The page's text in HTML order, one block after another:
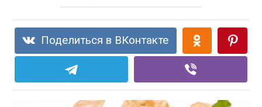
Поделиться в ВКонтакте